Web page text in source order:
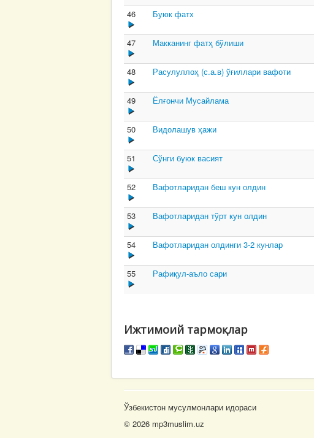
46 Буюк фатх
47 Макканинг фатҳ бўлиши
48 Расулуллоҳ (с.а.в) ўғиллари вафоти
49 Ёлғончи Мусайлама
50 Видолашув ҳажи
51 Сўнги буюк васият
52 Вафотларидан беш кун олдин
53 Вафотларидан тўрт кун олдин
54 Вафотларидан олдинги 3-2 кунлар
55 Рафиқул-аъло сари
Ижтимоий тармоқлар
Ўзбекистон мусулмонлари идораси
© 2026 mp3muslim.uz